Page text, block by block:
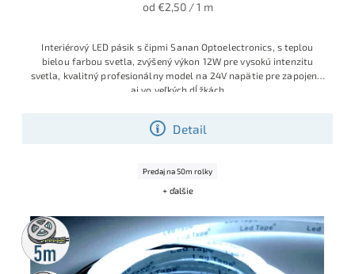
od €2,50 / 1 m
Detail
Interiérový LED pásik s čipmi Sanan Optoelectronics, s teplou
bielou farbou svetla, zvýšený výkon 12W pre vysokú intenzitu
svetla, kvalitný profesionálny model na 24V napätie pre zapojenie
aj vo veľkých dĺžkách
Predaj na 50m rolky
+ ďalšie
5m
rolka